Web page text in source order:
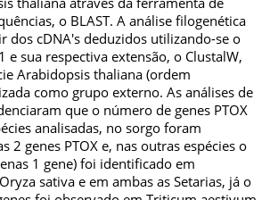
o BLAST. A análise filogenética
dos cDNA's deduzidos utilizando-se o
e sua respectiva extensão, o ClustalW,
Arabidopsis thaliana (ordem
como grupo externo. As análises de
que o número de genes PTOX
analisadas, no sorgo foram
2 genes PTOX e, nas outras espécies o
1 gene) foi identificado em
sativa e em ambas as Setarias, já o